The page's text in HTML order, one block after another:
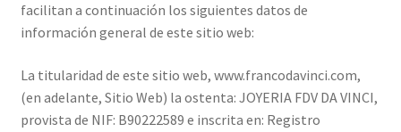
facilitan a continuación los siguientes datos de
información general de este sitio web:
La titularidad de este sitio web, www.francodavinci.com,
(en adelante, Sitio Web) la ostenta: JOYERIA FDV DA VINCI,
provista de NIF: B90222589 e inscrita en: Registro